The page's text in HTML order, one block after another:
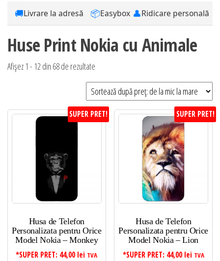
🚚Livrare la adresă 📦Easybox 👤Ridicare personală
Huse Print Nokia cu Animale
Afișez 1 - 12 din 68 de rezultate
după
preț:
de
la
SUPER PRET!
Husa de Telefon
Personalizata pentru Orice
Model Nokia – Monkey
*SUPER PRET: 44,00 lei TVA
SUPER PRET!
Husa de Telefon
Personalizata pentru Orice
Model Nokia – Lion
*SUPER PRET: 44,00 lei TVA